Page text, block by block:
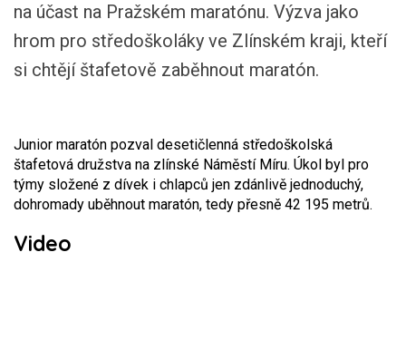
na účast na Pražském maratónu. Výzva jako
hrom pro středoškoláky ve Zlínském kraji, kteří
si chtějí štafetově zaběhnout maratón.
Junior maratón pozval desetičlenná středoškolská
štafetová družstva na zlínské Náměstí Míru. Úkol byl pro
týmy složené z dívek i chlapců jen zdánlivě jednoduchý,
dohromady uběhnout maratón, tedy přesně 42 195 metrů.
Video